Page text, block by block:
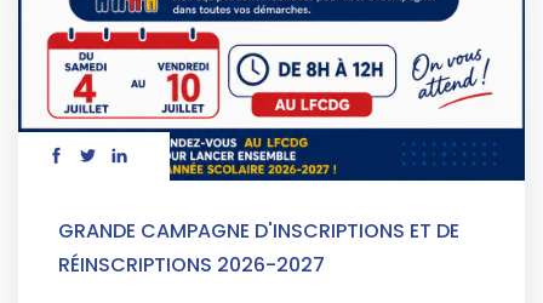
GRANDE CAMPAGNE D'INSCRIPTIONS ET DE
RÉINSCRIPTIONS 2026-2027